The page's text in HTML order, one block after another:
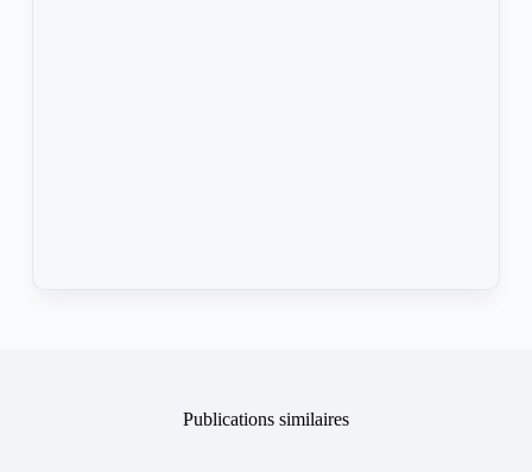
Publications similaires